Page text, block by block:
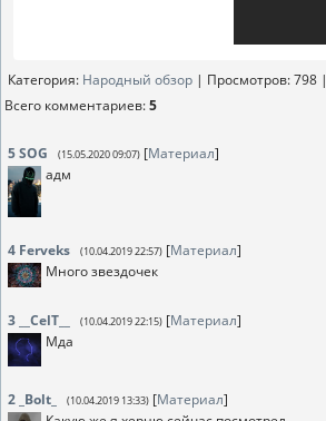
Категория: Народный обзор | Просмотров: 798 |
Всего комментариев:5
5SOG (15.05.2020 09:07) [Материал]
адм
4 Ferveks (10.04.2019 22:57) [Материал]
Много звездочек
3 __CelT__ (10.04.2019 22:15) [Материал]
Мда
2 _Bolt_ (10.04.2019 13:33) [Материал]